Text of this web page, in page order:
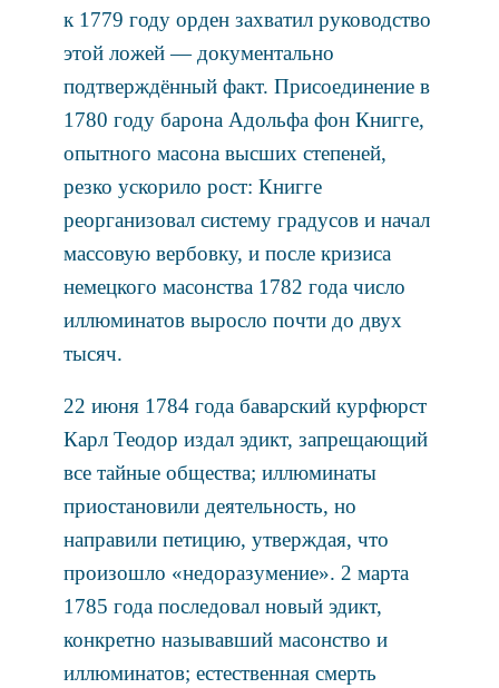
к 1779 году орден захватил руководство
этой ложей — документально
подтверждённый факт. Присоединение в
1780 году барона Адольфа фон Книгге,
опытного масона высших степеней,
резко ускорило рост: Книгге
реорганизовал систему градусов и начал
массовую вербовку, и после кризиса
немецкого масонства 1782 года число
иллюминатов выросло почти до двух
тысяч.
22 июня 1784 года баварский курфюрст
Карл Теодор издал эдикт, запрещающий
все тайные общества; иллюминаты
приостановили деятельность, но
направили петицию, утверждая, что
произошло «недоразумение». 2 марта
1785 года последовал новый эдикт,
конкретно называвший масонство и
иллюминатов; естественная смерть